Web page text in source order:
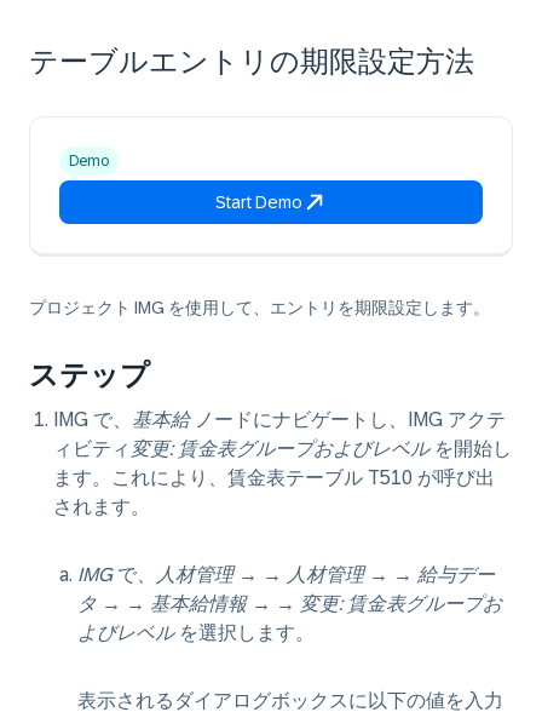
テーブルエントリの期限設定方法
Demo
Start Demo
プロジェクト IMG を使用して、エントリを期限設定します。
ステップ
IMG で、 基本給ノードにナビゲートし、IMG アクテ
ィビティ 変更: 賃金表グループおよびレベルを開始し
ます。これにより、賃金表テーブル T510 が呼び出
されます。
IMGで、 人材管理 → → 人材管理 → → 給与デー
タ → → 基本給情報 → → 変更: 賃金表グループお
よびレベルを選択します。
表示されるダイアログボックスに以下の値を入力